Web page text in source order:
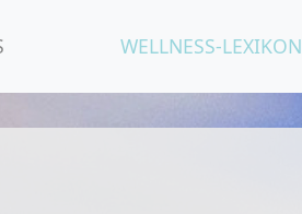
WELLNESS-LEXIKON